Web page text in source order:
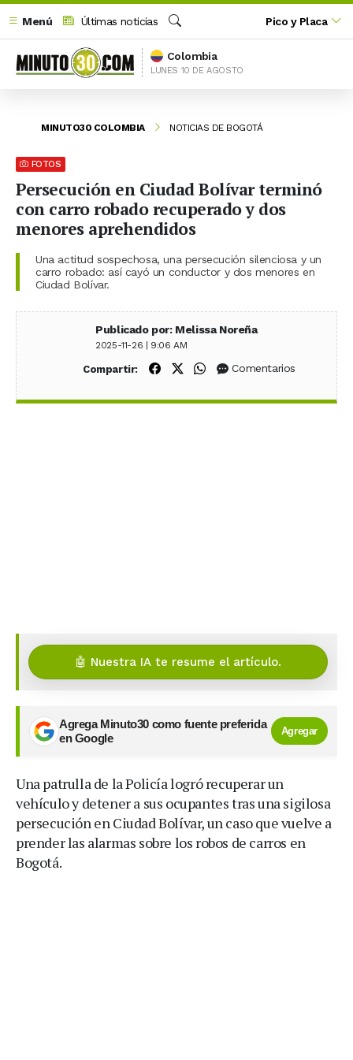
Menú
Últimas noticias
Buscar
Pico y Placa
Colombia
LUNES 10 DE AGOSTO
MINUTO30 COLOMBIA NOTICIAS DE BOGOTÁ
FOTOS
Persecución en Ciudad Bolívar terminó
con carro robado recuperado y dos
menores aprehendidos
Una actitud sospechosa, una persecución silenciosa y un
carro robado: así cayó un conductor y dos menores en
Ciudad Bolívar.
Publicado por: Melissa Noreña
2025-11-26 | 9:06 AM
Compartir: Compartir en Facebook
Compartir en X (Twitter)
Compartir en WhatsApp
Comentarios
🤖 Nuestra IA te resume el artículo.
Agrega Minuto30 como fuente preferida
en Google
Agregar
Una patrulla de la Policía logró recuperar un
vehículo y detener a sus ocupantes tras una sigilosa
persecución en Ciudad Bolívar, un caso que vuelve a
prender las alarmas sobre los robos de carros en
Bogotá.